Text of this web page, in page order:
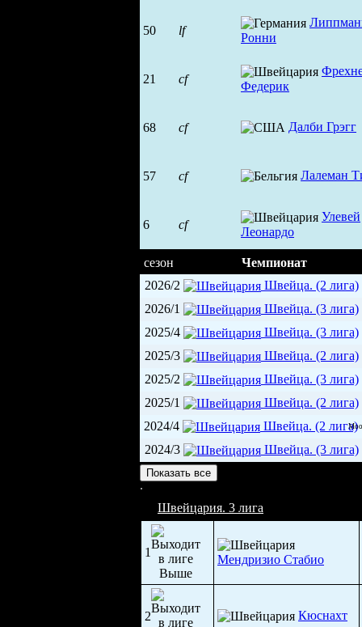
50 lf
Ронни
21 cf
Федерик
68 cf Далби Грэгг
57 cf Лалеман
6 cf
Улевей
Леонардо
сезон
Чемпионат
2026/2
Швейца. (2 лига)
2026/1
Швейца. (3 лига)
2025/4
Швейца. (3 лига)
2025/3
Швейца. (2 лига)
2025/2
Швейца. (3 лига)
2025/1
Швейца. (2 лига)
2024/4
Швейца. (2 лига)
2024/3 Швейца. (3 лига)
Показать все
Ледовая арена (3 000)
Швейцария. 3 лига
1
Мендризио Стабио
2 Кюснахт